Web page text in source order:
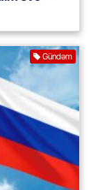
Gündəm